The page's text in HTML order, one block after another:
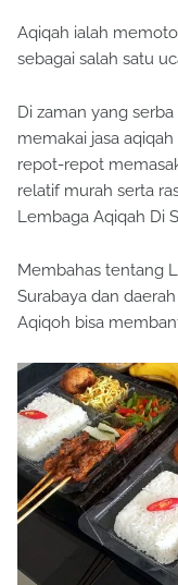
Aqiqah ialah
sebagai salah satu
Di zaman yang
memakai jasa
repot-repot
relatif murah serta
Lembaga Aqiqah Di
Membahas tentang
Surabaya dan
Aqiqoh bisa